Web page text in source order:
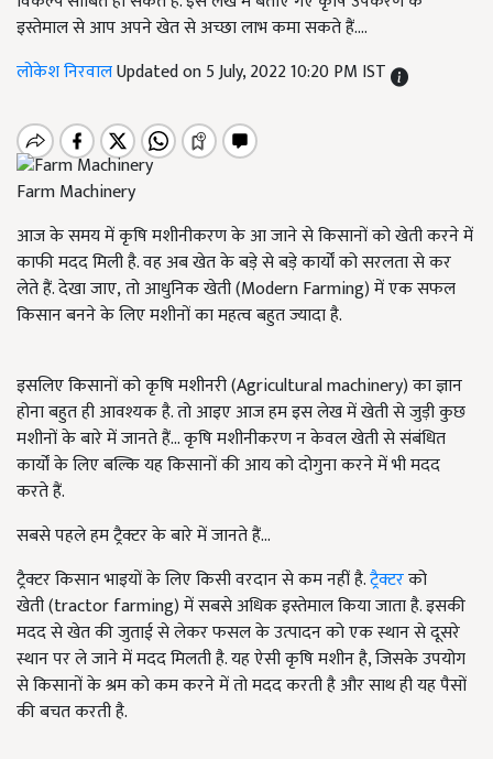
इस्तेमाल से आप अपने खेत से अच्छा लाभ कमा सकते हैं....
लोकेश निरवालUpdated on 5 July, 2022 10:20 PM IST
Farm Machinery
आज के समय में कृषि मशीनीकरण के आ जाने से किसानों को खेती करने में
काफी मदद मिली है. वह अब खेत के बड़े से बड़े कार्यों को सरलता से कर
लेते हैं. देखा जाए, तो आधुनिक खेती (Modern Farming) में एक सफल
किसान बनने के लिए मशीनों का महत्व बहुत ज्यादा है.
इसलिए किसानों को कृषि मशीनरी (Agricultural machinery) का ज्ञान
होना बहुत ही आवश्यक है. तो आइए आज हम इस लेख में खेती से जुड़ी कुछ
मशीनों के बारे में जानते हैं... कृषि मशीनीकरण न केवल खेती से संबंधित
कार्यों के लिए बल्कि यह किसानों की आय को दोगुना करने में भी मदद
करते हैं.
सबसे पहले हम ट्रैक्टर के बारे में जानते हैं...
ट्रैक्टर किसान भाइयों के लिए किसी वरदान से कम नहीं है.ट्रैक्टरको
खेती (tractor farming) में सबसे अधिक इस्तेमाल किया जाता है. इसकी
मदद से खेत की जुताई से लेकर फसल के उत्पादन को एक स्थान से दूसरे
स्थान पर ले जाने में मदद मिलती है. यह ऐसी कृषि मशीन है, जिसके उपयोग
से किसानों के श्रम को कम करने में तो मदद करती है और साथ ही यह पैसों
की बचत करती है.